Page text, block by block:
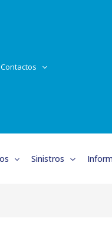
Contactos
Sinistros